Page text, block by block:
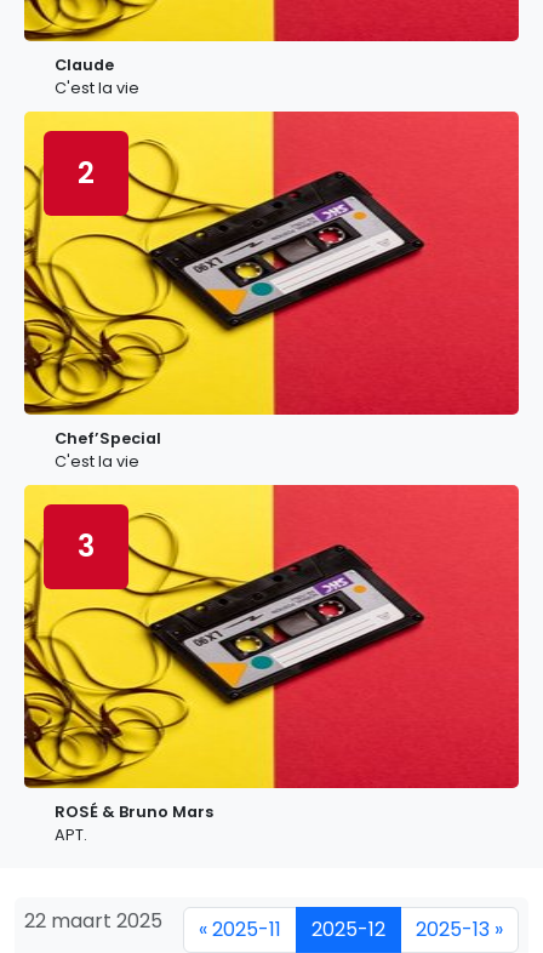
Claude
C'est la vie
2
Chef’Special
C'est la vie
3
ROSÉ & Bruno Mars
APT.
22 maart 2025 « 2025-11 2025-12 2025-13 »